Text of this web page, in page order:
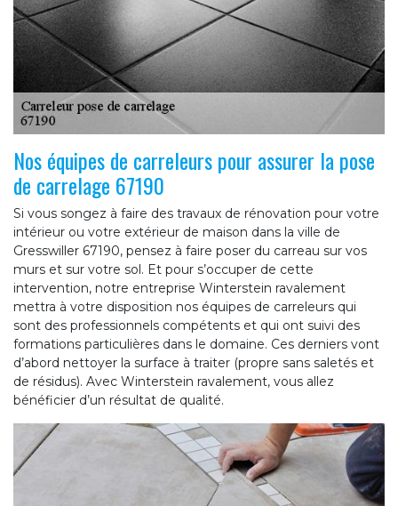
Nos équipes de carreleurs pour assurer la pose
de carrelage 67190
Si vous songez à faire des travaux de rénovation pour votre
intérieur ou votre extérieur de maison dans la ville de
Gresswiller 67190, pensez à faire poser du carreau sur vos
murs et sur votre sol. Et pour s’occuper de cette
intervention, notre entreprise Winterstein ravalement
mettra à votre disposition nos équipes de carreleurs qui
sont des professionnels compétents et qui ont suivi des
formations particulières dans le domaine. Ces derniers vont
d’abord nettoyer la surface à traiter (propre sans saletés et
de résidus). Avec Winterstein ravalement, vous allez
bénéficier d’un résultat de qualité.